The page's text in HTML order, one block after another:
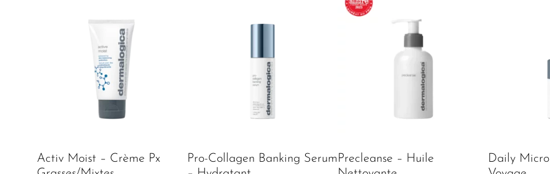
Activ Moist – Crème Px
Pro-Collagen Banking Serum Precleanse – Huile
Daily